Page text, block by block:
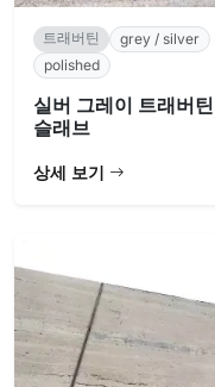
트래버틴
grey / silver
polished
실버 그레이 트래버틴
슬래브
상세 보기